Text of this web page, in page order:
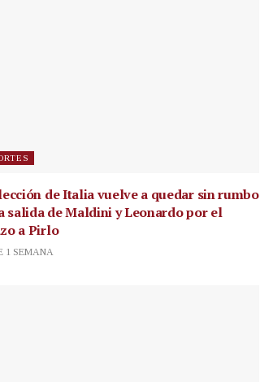
de Italia vuelve a quedar sin rumbo
salida de Maldini y Leonardo por el
a Pirlo
1 SEMANA